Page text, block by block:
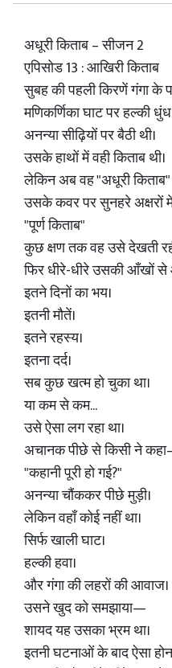
अधूरी किताब – सीजन 2
एपिसोड 13 : आखिरी किताब
सुबह की पहली किरणें गंगा के
मणिकर्णिका घाट पर हल्की
अनन्या सीढ़ियों पर बैठी थी।
उसके हाथों में वही किताब थी।
लेकिन अब वह "अधूरी किताब"
उसके कवर पर सुनहरे अक्षरों
"पूर्ण किताब"
कुछ क्षण तक वह उसे देखती
फिर धीरे-धीरे उसकी आँखों
इतने दिनों का भय।
इतनी मौतें।
इतने रहस्य।
इतना दर्द।
सब कुछ खत्म हो चुका था।
या कम से कम...
उसे ऐसा लग रहा था।
अचानक पीछे से किसी ने
"कहानी पूरी हो गई?"
अनन्या चौंककर पीछे मुड़ी।
लेकिन वहाँ कोई नहीं था।
सिर्फ खाली घाट।
हल्की हवा।
और गंगा की लहरों की आवाज।
उसने खुद को समझाया—
शायद यह उसका भ्रम था।
इतनी घटनाओं के बाद ऐसा